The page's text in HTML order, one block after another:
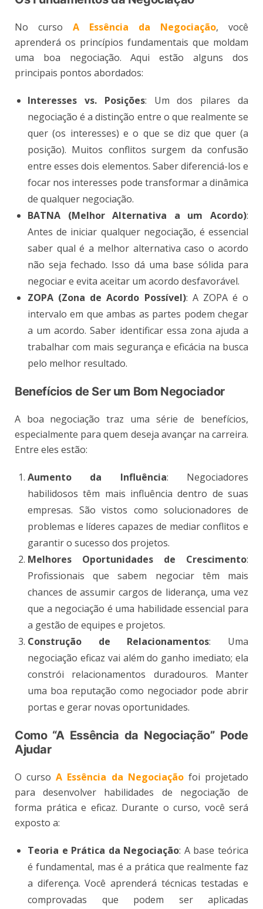
No curso A Essência da Negociação, você
aprenderá os princípios fundamentais que moldam
uma boa negociação. Aqui estão alguns dos
principais pontos abordados:
Interesses vs. Posições: Um dos pilares da
negociação é a distinção entre o que realmente se
quer (os interesses) e o que se diz que quer (a
posição). Muitos conflitos surgem da confusão
entre esses dois elementos. Saber diferenciá-los e
focar nos interesses pode transformar a dinâmica
de qualquer negociação​.
BATNA (Melhor Alternativa a um Acordo):
Antes de iniciar qualquer negociação, é essencial
saber qual é a melhor alternativa caso o acordo
não seja fechado. Isso dá uma base sólida para
negociar e evita aceitar um acordo desfavorável​.
ZOPA (Zona de Acordo Possível): A ZOPA é o
intervalo em que ambas as partes podem chegar
a um acordo. Saber identificar essa zona ajuda a
trabalhar com mais segurança e eficácia na busca
pelo melhor resultado​.
Benefícios de Ser um Bom Negociador
A boa negociação traz uma série de benefícios,
especialmente para quem deseja avançar na carreira.
Entre eles estão:
Aumento da Influência: Negociadores
habilidosos têm mais influência dentro de suas
empresas. São vistos como solucionadores de
problemas e líderes capazes de mediar conflitos e
garantir o sucesso dos projetos.
Melhores Oportunidades de Crescimento:
Profissionais que sabem negociar têm mais
chances de assumir cargos de liderança, uma vez
que a negociação é uma habilidade essencial para
a gestão de equipes e projetos.
Construção de Relacionamentos: Uma
negociação eficaz vai além do ganho imediato; ela
constrói relacionamentos duradouros. Manter
uma boa reputação como negociador pode abrir
portas e gerar novas oportunidades​.
Como “A Essência da Negociação” Pode
Ajudar
O cursoA Essência da Negociaçãofoi projetado
para desenvolver habilidades de negociação de
forma prática e eficaz. Durante o curso, você será
exposto a:
Teoria e Prática da Negociação: A base teórica
é fundamental, mas é a prática que realmente faz
a diferença. Você aprenderá técnicas testadas e
comprovadas que podem ser aplicadas